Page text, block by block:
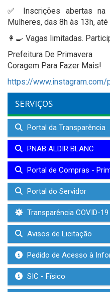
✅ Inscrições abertas na
Mulheres, das 8h às 13h,
👩‍🍳 Vagas limitadas.
Prefeitura De Primavera
Coragem Para Fazer Mais!
https://
SERVIÇOS
Portal da Transparência
PNAB ALDIR BLANC
Portal de Compras -
Portal do Servidor
Transparência COVID-19
Avisos de Licitação
Pedido de Acesso à
SIC - Físico